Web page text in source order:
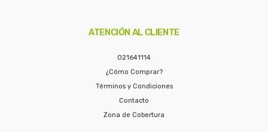
ATENCIÓN AL CLIENTE
021641114
¿Cómo Comprar?
Términos y Condiciones
Contacto
Zona de Cobertura